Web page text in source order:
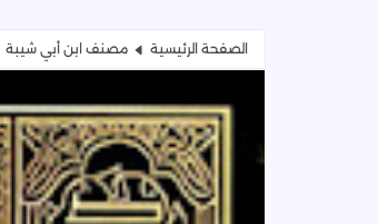
الصفحة الرئيسية مصنف ابن أبي شيبة